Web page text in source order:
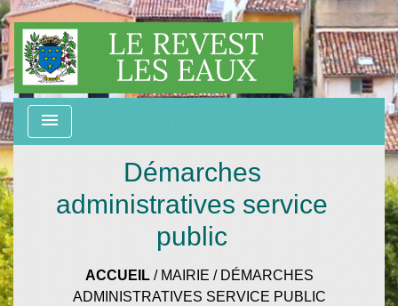
menu
Démarches
administratives service
public
ACCUEIL/ MAIRIE / DÉMARCHES
ADMINISTRATIVES SERVICE PUBLIC